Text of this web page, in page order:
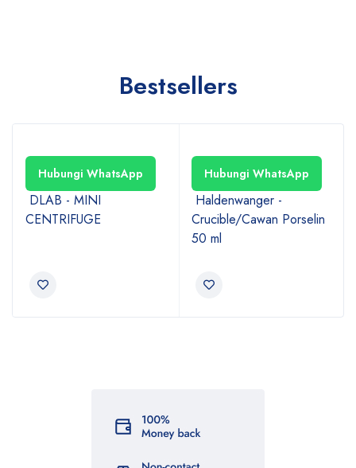
Bestsellers
Hubungi WhatsApp
DLAB - MINI
CENTRIFUGE
Hubungi WhatsApp
Haldenwanger -
Crucible/Cawan Porselin
50 ml